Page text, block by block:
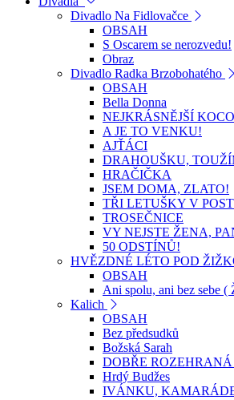
Divadlo Na Fidlovačce
OBSAH
S Oscarem se nerozvedu!
Obraz
Divadlo Radka Brzobohatého
OBSAH
Bella Donna
NEJKRÁSNĚJŠÍ
A JE TO VENKU!
AJŤÁCI
DRAHOUŠKU,
HRAČIČKA
JSEM DOMA, ZLATO!
TŘI LETUŠKY V
TROSEČNICE
VY NEJSTE ŽENA,
50 ODSTÍNŮ!
HVĚZDNÉ LÉTO POD
OBSAH
Ani spolu, ani bez sebe (
Kalich
OBSAH
Bez předsudků
Božská Sarah
DOBŘE ROZEHRANÁ
Hrdý Budžes
IVÁNKU,